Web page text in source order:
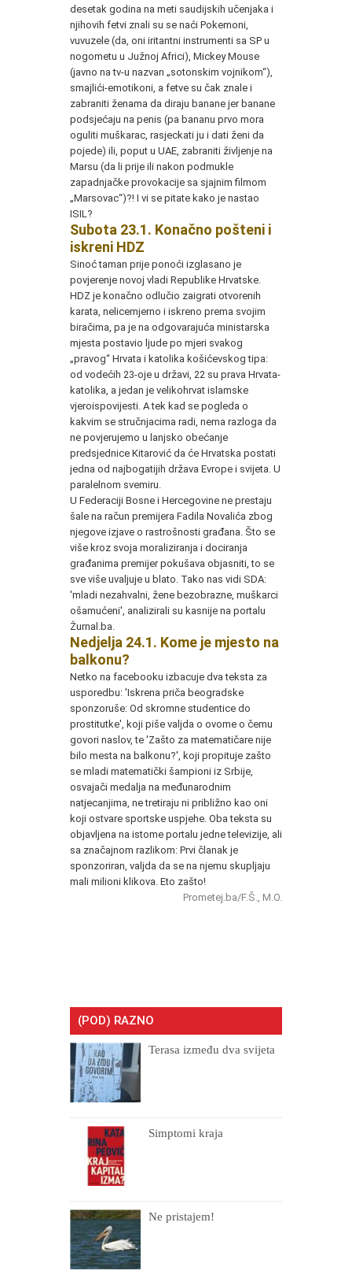
desetak godina na meti saudijskih učenjaka i
njihovih fetvi znali su se naći Pokemoni,
vuvuzele (da, oni iritantni instrumenti sa SP u
nogometu u Južnoj Africi), Mickey Mouse
(javno na tv-u nazvan „sotonskim vojnikom“),
smajlići-emotikoni, a fetve su čak znale i
zabraniti ženama da diraju banane jer banane
podsjećaju na penis (pa bananu prvo mora
oguliti muškarac, rasjeckati ju i dati ženi da
pojede) ili, poput u UAE, zabraniti življenje na
Marsu (da li prije ili nakon podmukle
zapadnjačke provokacije sa sjajnim filmom
„Marsovac“)?! I vi se pitate kako je nastao
ISIL?
Subota 23.1. Konačno pošteni i
iskreni HDZ
Sinoć taman prije ponoći izglasano je
povjerenje novoj vladi Republike Hrvatske.
HDZ je konačno odlučio zaigrati otvorenih
karata, nelicemjerno i iskreno prema svojim
biračima, pa je na odgovarajuća ministarska
mjesta postavio ljude po mjeri svakog
„pravog“ Hrvata i katolika košićevskog tipa:
od vodećih 23-oje u državi, 22 su prava Hrvata-
katolika, a jedan je velikohrvat islamske
vjeroispovijesti. A tek kad se pogleda o
kakvim se stručnjacima radi, nema razloga da
ne povjerujemo u lanjsko obećanje
predsjednice Kitarović da će Hrvatska postati
jedna od najbogatijih država Evrope i svijeta. U
paralelnom svemiru.
U Federaciji Bosne i Hercegovine ne prestaju
šale na račun premijera Fadila Novalića zbog
njegove izjave o rastrošnosti građana. Što se
više kroz svoja moraliziranja i dociranja
građanima premijer pokušava objasniti, to se
sve više uvaljuje u blato. Tako nas vidi SDA:
'mladi nezahvalni, žene bezobrazne, muškarci
ošamućeni', analizirali su kasnije na portalu
Žurnal.ba.
Nedjelja 24.1. Kome je mjesto na
balkonu?
Netko na facebooku izbacuje dva teksta za
usporedbu: 'Iskrena priča beogradske
sponzoruše: Od skromne studentice do
prostitutke', koji piše valjda o ovome o čemu
govori naslov, te 'Zašto za matematičare nije
bilo mesta na balkonu?', koji propituje zašto
se mladi matematički šampioni iz Srbije,
osvajači medalja na međunarodnim
natjecanjima, ne tretiraju ni približno kao oni
koji ostvare sportske uspjehe. Oba teksta su
objavljena na istome portalu jedne televizije, ali
sa značajnom razlikom: Prvi članak je
sponzoriran, valjda da se na njemu skupljaju
mali milioni klikova. Eto zašto!
Prometej.ba/F.Š., M.O.
(POD) RAZNO
Terasa između dva svijeta
Simptomi kraja
Ne pristajem!